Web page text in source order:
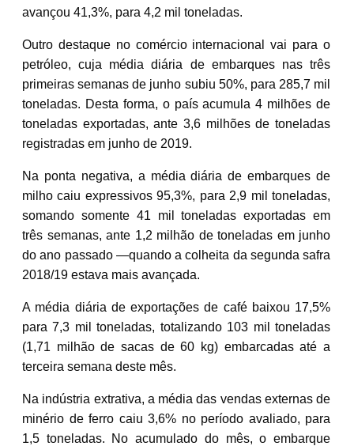
avançou 41,3%, para 4,2 mil toneladas.
Outro destaque no comércio internacional vai para o
petróleo, cuja média diária de embarques nas três
primeiras semanas de junho subiu 50%, para 285,7 mil
toneladas. Desta forma, o país acumula 4 milhões de
toneladas exportadas, ante 3,6 milhões de toneladas
registradas em junho de 2019.
Na ponta negativa, a média diária de embarques de
milho caiu expressivos 95,3%, para 2,9 mil toneladas,
somando somente 41 mil toneladas exportadas em
três semanas, ante 1,2 milhão de toneladas em junho
do ano passado —quando a colheita da segunda safra
2018/19 estava mais avançada.
A média diária de exportações de café baixou 17,5%
para 7,3 mil toneladas, totalizando 103 mil toneladas
(1,71 milhão de sacas de 60 kg) embarcadas até a
terceira semana deste mês.
Na indústria extrativa, a média das vendas externas de
minério de ferro caiu 3,6% no período avaliado, para
1,5 toneladas. No acumulado do mês, o embarque